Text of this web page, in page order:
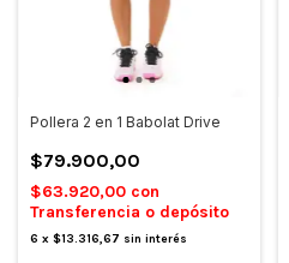
Pollera 2 en 1 Babolat Drive
$79.900,00
$63.920,00 con
Transferencia o depósito
6 x $13.316,67 sin interés